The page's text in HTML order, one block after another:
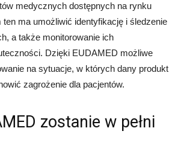
medycznych dostępnych na rynku
ma umożliwić identyfikację i śledzenie
a także monitorowanie ich
Dzięki EUDAMED możliwe
na sytuacje, w których dany produkt
zagrożenie dla pacjentów.
zostanie w pełni